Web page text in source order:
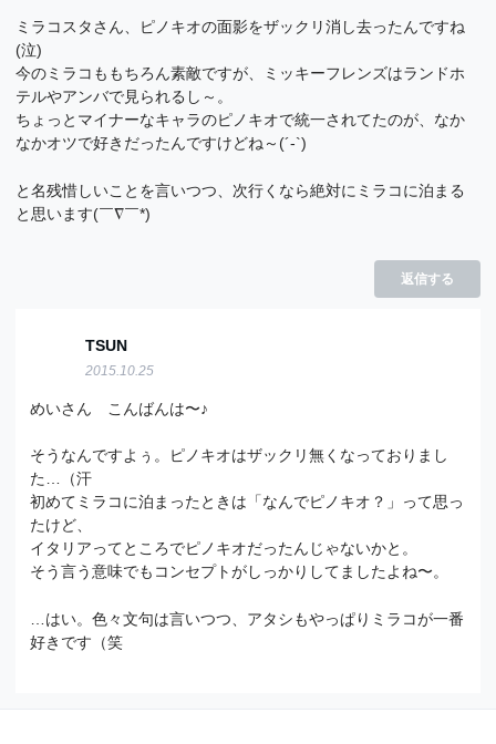
ミラコスタさん、ピノキオの面影をザックリ消し去ったんですね
(泣)
今のミラコももちろん素敵ですが、ミッキーフレンズはランドホ
テルやアンバで見られるし～。
ちょっとマイナーなキャラのピノキオで統一されてたのが、なか
なかオツで好きだったんですけどね～(´-`)
と名残惜しいことを言いつつ、次行くなら絶対にミラコに泊まる
と思います(￣∇￣*)
返信する
TSUN
2015.10.25
めいさん こんばんは〜♪
そうなんですよぅ。ピノキオはザックリ無くなっておりまし
た…（汗
初めてミラコに泊まったときは「なんでピノキオ？」って思っ
たけど、
イタリアってところでピノキオだったんじゃないかと。
そう言う意味でもコンセプトがしっかりしてましたよね〜。
…はい。色々文句は言いつつ、アタシもやっぱりミラコが一番
好きです（笑